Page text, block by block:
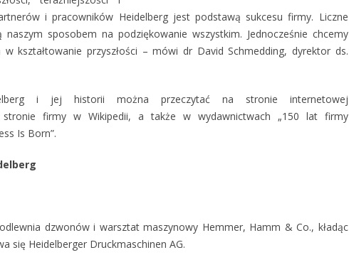
i pracowników Heidelberg jest podstawą sukcesu firmy. Liczne
sposobem na podziękowanie wszystkim. Jednocześnie chcemy
kształtowanie przyszłości – mówi dr David Schmedding, dyrektor ds.
i jej historii można przeczytać na stronie internetowej
stronie firmy w Wikipedii, a także w wydawnictwach „150 lat firmy
Is Born”.
dzwonów i warsztat maszynowy Hemmer, Hamm & Co., kładąc
się Heidelberger Druckmaschinen AG.